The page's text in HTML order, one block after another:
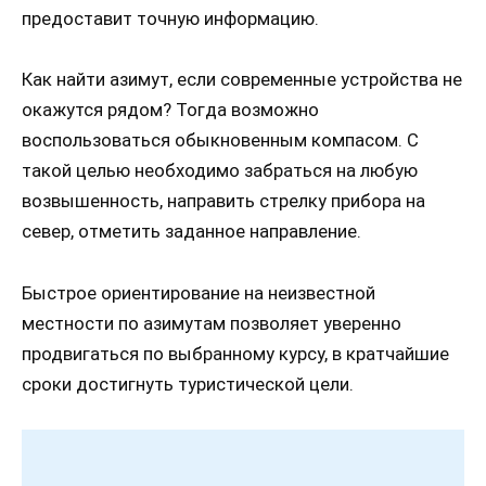
предоставит точную информацию.
Как найти азимут, если современные устройства не
окажутся рядом? Тогда возможно
воспользоваться обыкновенным компасом. С
такой целью необходимо забраться на любую
возвышенность, направить стрелку прибора на
север, отметить заданное направление.
Быстрое ориентирование на неизвестной
местности по азимутам позволяет уверенно
продвигаться по выбранному курсу, в кратчайшие
сроки достигнуть туристической цели.